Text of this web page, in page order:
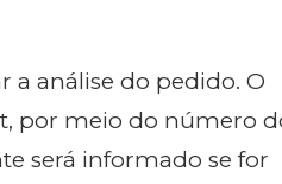
a análise do pedido. O
por meio do número
será informado se for